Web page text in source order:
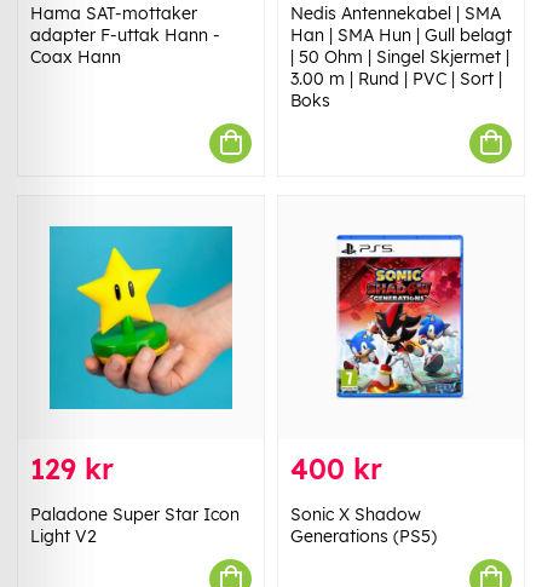
Hama SAT-mottaker
adapter F-uttak Hann -
Coax Hann
Nedis Antennekabel | SMA
Han | SMA Hun | Gull belagt
| 50 Ohm | Singel Skjermet |
3.00 m | Rund | PVC | Sort |
Boks
129 kr
Paladone Super Star Icon
Light V2
400 kr
Sonic X Shadow
Generations (PS5)